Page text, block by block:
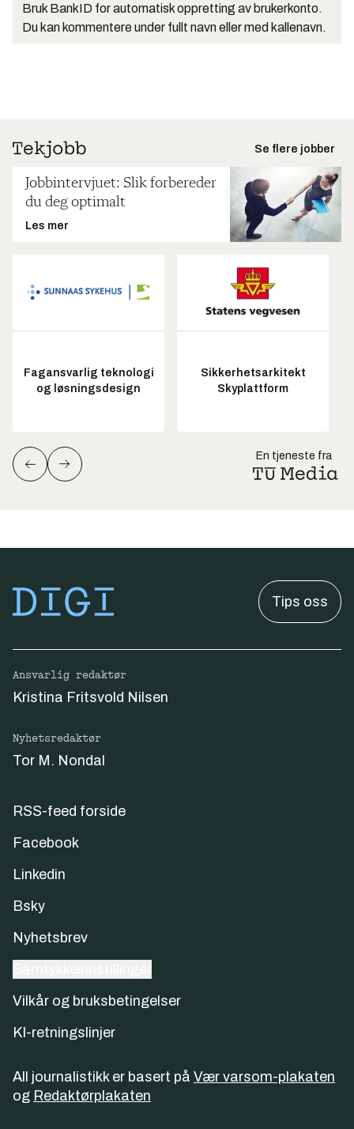
Bruk BankID for automatisk oppretting av brukerkonto.
Du kan kommentere under fullt navn eller med kallenavn.
Se flere jobber
Jobbintervjuet: Slik forbereder
du deg optimalt
Les mer
Fagansvarlig teknologi
og løsningsdesign
Sikkerhetsarkitekt
Skyplattform
En tjeneste fra
Tips oss
Ansvarlig redaktør
Kristina Fritsvold Nilsen
Nyhetsredaktør
Tor M. Nondal
RSS-feed forside
Facebook
Linkedin
Bsky
Nyhetsbrev
Vilkår og bruksbetingelser
KI-retningslinjer
All journalistikk er basert på Vær varsom-plakaten
og Redaktørplakaten